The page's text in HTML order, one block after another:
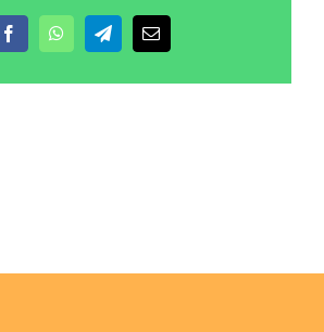
FacebookWhatsAppTelegramEmail